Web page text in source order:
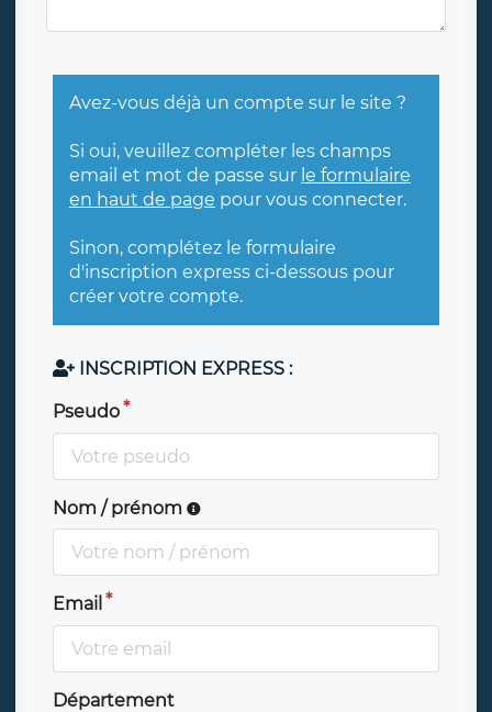
Avez-vous déjà un compte sur le site ?
Si oui, veuillez compléter les champs
email et mot de passe sur le formulaire
en haut de page pour vous connecter.
Sinon, complétez le formulaire
d'inscription express ci-dessous pour
créer votre compte.
INSCRIPTION EXPRESS :
Pseudo
Nom / prénom
Email
Département